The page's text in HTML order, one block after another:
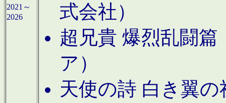
2021～
2026
式会社）
超兄貴 爆烈乱闘篇
ア）
天使の詩 白き翼